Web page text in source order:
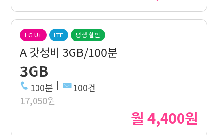
LG U+ LTE 평생 할인
A 갓성비 3GB/100분
3GB
100분 100건
17,050원
월 4,400원